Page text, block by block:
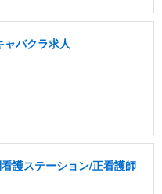
ャバクラ求人
護ステーション/正看護師